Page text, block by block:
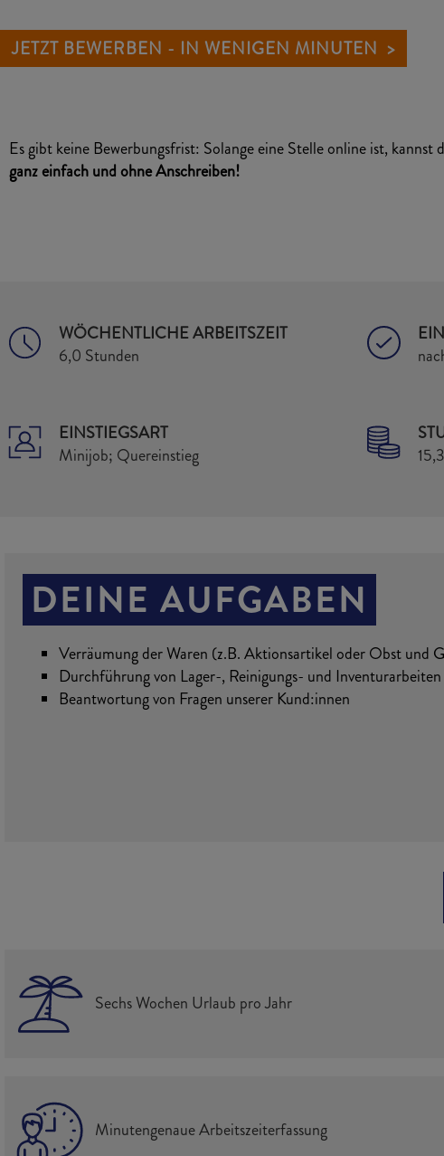
JETZT BEWERBEN - IN WENIGEN MINUTEN >
Es gibt keine Bewerbungsfrist: Solange eine Stelle online ist, kannst
ganz einfach und ohne Anschreiben!
WÖCHENTLICHE ARBEITSZEIT
6,0 Stunden
EINSTIEGSART
Minijob; Quereinstieg
DEINE AUFGABEN
Verräumung der Waren (z.B. Aktionsartikel oder Obst und
Durchführung von Lager-, Reinigungs- und Inventurarbeiten
Beantwortung von Fragen unserer Kund:innen
Sechs Wochen Urlaub pro Jahr
Minutengenaue Arbeitszeiterfassung